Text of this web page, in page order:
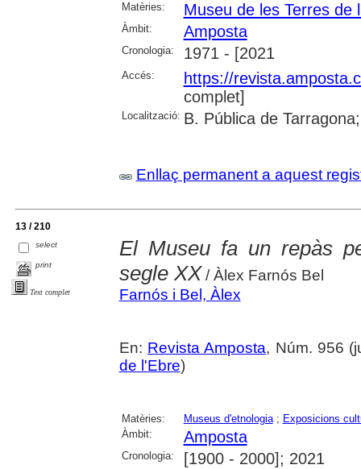
Matèries:
Museu de les Terres de
Àmbit: Amposta
Cronologia: 1971 - [2021
Accés:
https://
complet]
Localització: B. Pública de
Enllaç permanent a aquest
13 / 210
select
print
Text complet
El Museu fa un repàs
segle XX / Àlex Farnós Bel
Farnós i Bel, Àlex
En: Revista Amposta, Núm. 956
de l'Ebre)
Matèries: Museus d'etnologia; Exposicions
Àmbit:
Amposta
Cronologia: [1900 - 2000]; 2021